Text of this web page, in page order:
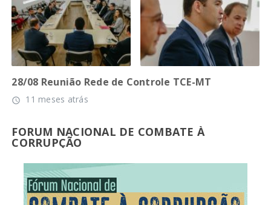
28/08 Reunião Rede de Controle TCE-MT
access_time 11 meses atrás
FORUM NACIONAL DE COMBATE À
CORRUPÇÃO